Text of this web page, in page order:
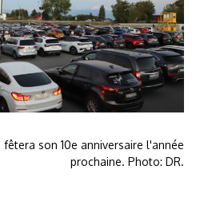
fêtera son 10e anniversaire l'année
prochaine. Photo: DR.